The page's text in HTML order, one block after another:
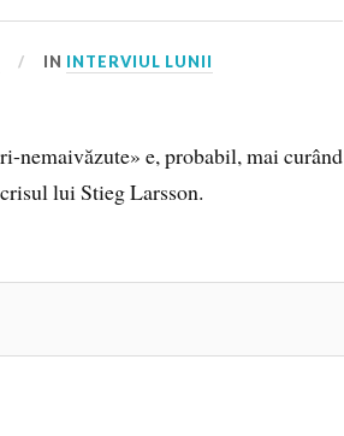
IN INTERVIUL LUNII
nemaivăzute» e, probabil, mai curând
lui Stieg Larsson.